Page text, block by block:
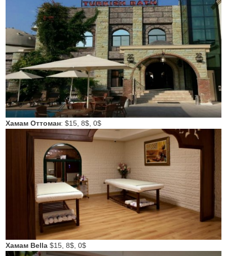
Хамам Оттоман: $15, 8$, 0$
Хамам Bella $15, 8$, 0$